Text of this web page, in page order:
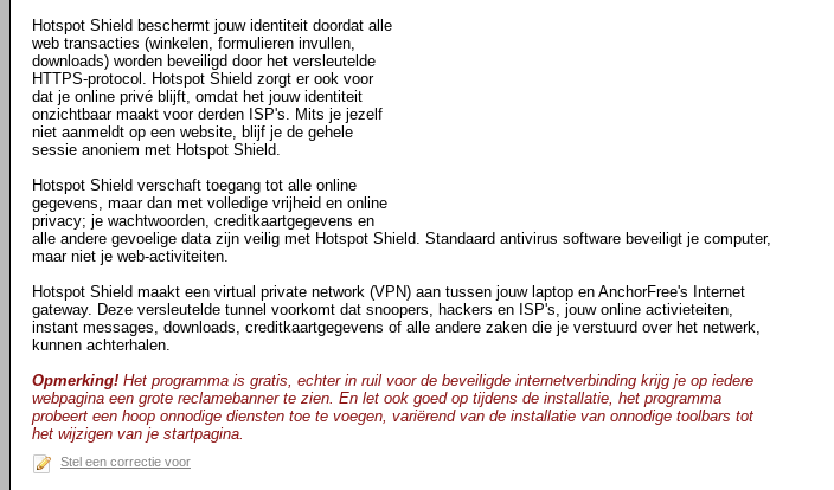
Hotspot Shield beschermt jouw identiteit doordat alle
web transacties (winkelen, formulieren invullen,
downloads) worden beveiligd door het versleutelde
HTTPS-protocol. Hotspot Shield zorgt er ook voor
dat je online privé blijft, omdat het jouw identiteit
onzichtbaar maakt voor derden ISP's. Mits je jezelf
niet aanmeldt op een website, blijf je de gehele
sessie anoniem met Hotspot Shield.
Hotspot Shield verschaft toegang tot alle online
gegevens, maar dan met volledige vrijheid en online
privacy; je wachtwoorden, creditkaartgegevens en
alle andere gevoelige data zijn veilig met Hotspot Shield. Standaard antivirus software beveiligt je computer,
maar niet je web-activiteiten.
Hotspot Shield maakt een virtual private network (VPN) aan tussen jouw laptop en AnchorFree's Internet
gateway. Deze versleutelde tunnel voorkomt dat snoopers, hackers en ISP's, jouw online activieteiten,
instant messages, downloads, creditkaartgegevens of alle andere zaken die je verstuurd over het netwerk,
kunnen achterhalen.
Opmerking! Het programma is gratis, echter in ruil voor de beveiligde internetverbinding krijg je op iedere
webpagina een grote reclamebanner te zien. En let ook goed op tijdens de installatie, het programma
probeert een hoop onnodige diensten toe te voegen, variërend van de installatie van onnodige toolbars tot
het wijzigen van je startpagina.
Stel een correctie voor